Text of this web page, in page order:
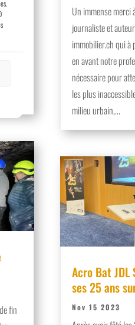
fin
Un immense merci
journaliste et
immobilier.ch qui à
en avant notre
nécessaire pour
les plus
milieu urbain,...
Acro Bat
ses 25 ans
Nov 15 2023